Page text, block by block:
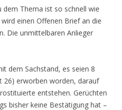
Thema ist so schnell wie
einen Offenen Brief an die
Die unmittelbaren Anlieger
dem Sachstand, es seien 8
26) erworben worden, darauf
entstehen. Gerüchten
bisher keine Bestätigung hat –